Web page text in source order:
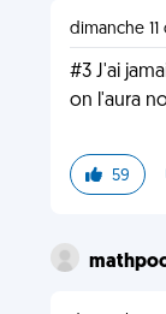
dimanche
#3 J'ai
on l'aura
59